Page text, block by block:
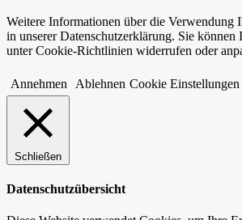
Weitere Informationen über die Verwendung
in unserer Datenschutzerklärung. Sie können
unter Cookie-Richtlinien widerrufen oder
Annehmen Ablehnen Cookie Einstellungen
Schließen
Datenschutzübersicht